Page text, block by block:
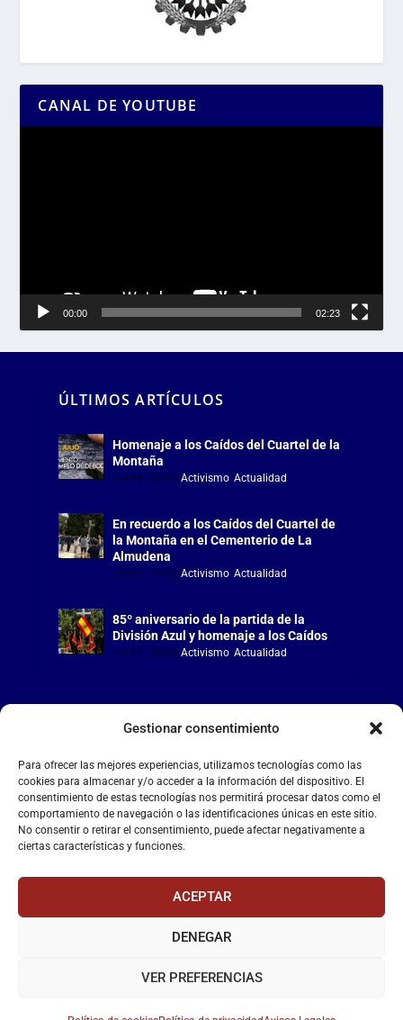
Gestionar consentimiento
Para ofrecer las mejores experiencias, utilizamos tecnologías como las
cookies para almacenar y/o acceder a la información del dispositivo. El
consentimiento de estas tecnologías nos permitirá procesar datos como el
comportamiento de navegación o las identificaciones únicas en este sitio.
No consentir o retirar el consentimiento, puede afectar negativamente a
ciertas características y funciones.
ACEPTAR
DENEGAR
VER PREFERENCIAS
CANAL DE YOUTUBE
00:00 02:23
ÚLTIMOS ARTÍCULOS
Homenaje a los Caídos del Cuartel de la
Montaña
Jul 18, 2026 Activismo, Actualidad
En recuerdo a los Caídos del Cuartel de
la Montaña en el Cementerio de La
Almudena
Jul 18, 2026 Activismo, Actualidad
85º aniversario de la partida de la
División Azul y homenaje a los Caídos
Jul 15, 2026 Activismo, Actualidad
LA FALANGE
Reproductor
de
vídeo